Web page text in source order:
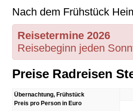
Nach dem Frühstück
Reisetermine 2026
Reisebeginn jeden
Preise Radreisen
Übernachtung, Frühstück
Preis pro Person in Euro